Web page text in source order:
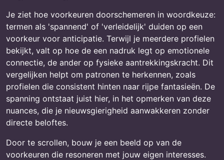
Je ziet hoe voorkeuren doorschemeren in woordkeuze:
termen als 'spannend' of 'verleidelijk' duiden op een
voorkeur voor anticipatie. Terwijl je meerdere profielen
bekijkt, valt op hoe de een nadruk legt op emotionele
connectie, de ander op fysieke aantrekkingskracht. Dit
vergelijken helpt om patronen te herkennen, zoals
profielen die consistent hinten naar rijpe fantasieën. De
spanning ontstaat juist hier, in het opmerken van deze
nuances, die je nieuwsgierigheid aanwakkeren zonder
directe beloftes.
Door te scrollen, bouw je een beeld op van de
voorkeuren die resoneren met jouw eigen interesses.